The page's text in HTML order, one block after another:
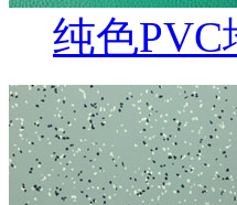
纯色PVC